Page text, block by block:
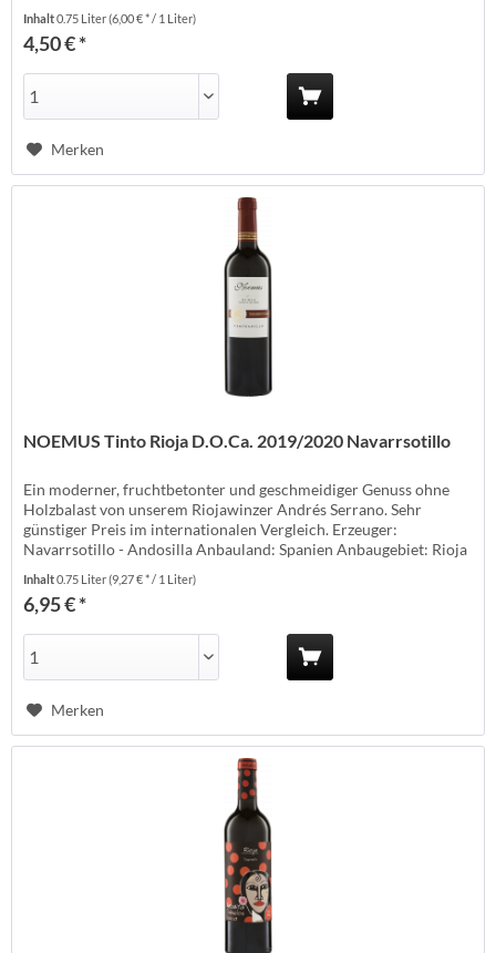
immer der aktuellste Jahrgang Temperatur: 15-18° Lagerzeit:
jetzt + 1-2 Jahre...
Inhalt0.75 Liter(6,00 € * / 1 Liter)
4,50 € *
Merken
NOEMUS Tinto Rioja D.O.Ca. 2019/2020 Navarrsotillo
Ein moderner, fruchtbetonter und geschmeidiger Genuss ohne
Holzbalast von unserem Riojawinzer Andrés Serrano. Sehr
günstiger Preis im internationalen Vergleich. Erzeuger:
Navarrsotillo - Andosilla Anbauland: Spanien Anbaugebiet: Rioja
Temperatur: 18° Lagerzeit: jetzt + 1-2 Jahre Weinart: Rotwein
Weinstil: ausgewogen...
Inhalt0.75 Liter(9,27 € * / 1 Liter)
6,95 € *
Merken